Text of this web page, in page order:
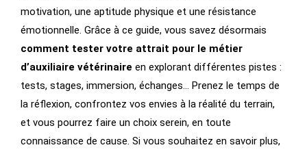
motivation, une aptitude physique et une résistance
émotionnelle. Grâce à ce guide, vous savez désormais
comment tester votre attrait pour le métier
d’auxiliaire vétérinaire en explorant différentes pistes :
tests, stages, immersion, échanges… Prenez le temps de
la réflexion, confrontez vos envies à la réalité du terrain,
et vous pourrez faire un choix serein, en toute
connaissance de cause. Si vous souhaitez en savoir plus,